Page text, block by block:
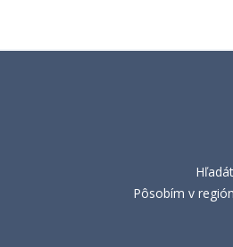
Pôsobím v